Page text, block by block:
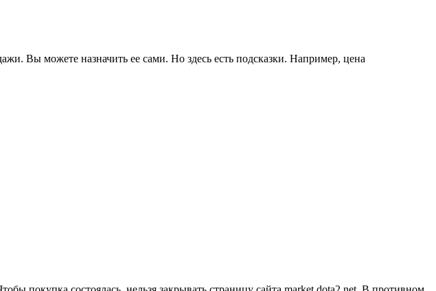
Вы можете назначить ее сами. Но здесь есть подсказки. Например, цена